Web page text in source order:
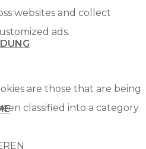
websites and collect
ads.
are those that are being
classified into a category